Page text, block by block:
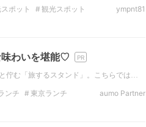
ポット
観光スポット
ympnt81
味わいを堪能♡
佇む「旅するスタンド」。こちらでは…
ンチ
東京ランチ
aumo Partner